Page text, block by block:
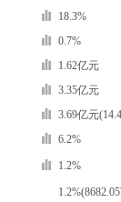
18.3%
0.7%
1.62亿元
3.35亿元
3.69亿元
6.2%
1.2%